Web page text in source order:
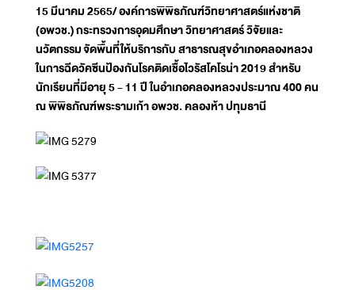
15 มีนาคม 2565/ องค์การพิพิธภัณฑ์วิทยาศาสตร์แห่งชาติ
(อพวช.) กระทรวงการอุดมศึกษา วิทยาศาสตร์ วิจัยและ
นวัตกรรม จัดพื้นที่ให้บริการกับ สาธารณสุขอำเภอคลองหลวง
ในการฉีดวัคซีนป้องกันโรคติดเชื้อไวรัสโคโรน่า 2019 สำหรับ
นักเรียนที่มีอายุ 5 - 11 ปี ในอำเภอคลองหลวงประมาณ 400 คน
ณ พิพิธภัณฑ์พระรามเก้า อพวช. คลองห้า ปทุมธานี